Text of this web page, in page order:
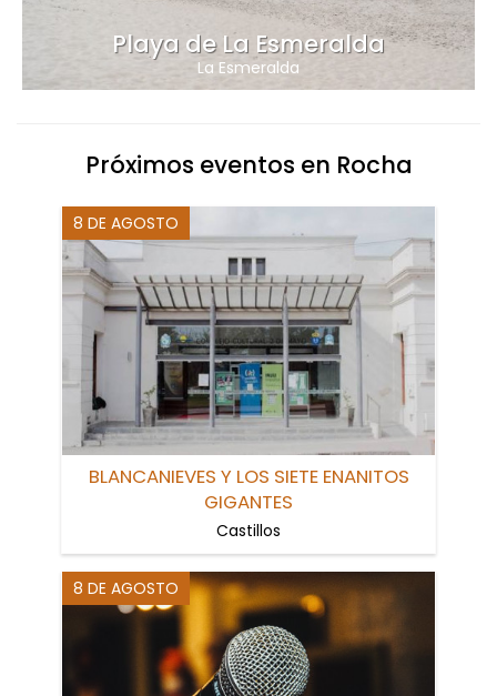
Playa de La Esmeralda
La Esmeralda
Próximos eventos en Rocha
8 DE AGOSTO
BLANCANIEVES Y LOS SIETE ENANITOS
GIGANTES
Castillos
8 DE AGOSTO